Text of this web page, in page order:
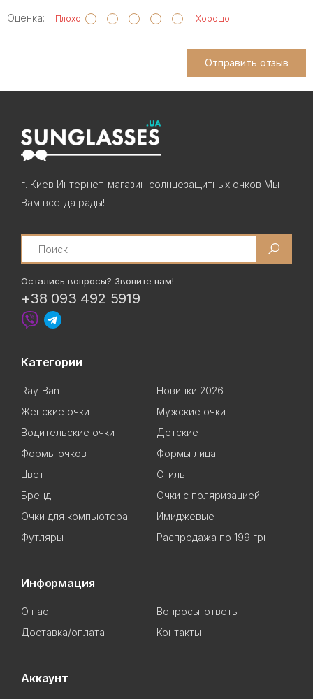
Оценка: Плохо Хорошо
Отправить отзыв
г. Киев Интернет-магазин солнцезащитных очков Мы
Вам всегда рады!
Search
Остались вопросы? Звоните нам!
+38 093 492 5919
Категории
Ray-Ban
Новинки 2026
Женские очки
Мужские очки
Водительские очки
Детские
Формы очков
Формы лица
Цвет
Стиль
Бренд
Очки с поляризацией
Очки для компьютера
Имиджевые
Футляры
Распродажа по 199 грн
Информация
О нас
Вопросы-ответы
Доставка/оплата
Контакты
Аккаунт